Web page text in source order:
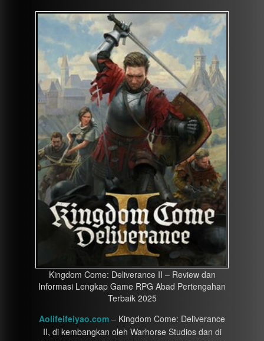
Kingdom Come: Deliverance II – Review dan
Informasi Lengkap Game RPG Abad Pertengahan
Terbaik 2025
Aolifeifeiyao.com – Kingdom Come: Deliverance
II, di kembangkan oleh Warhorse Studios dan di